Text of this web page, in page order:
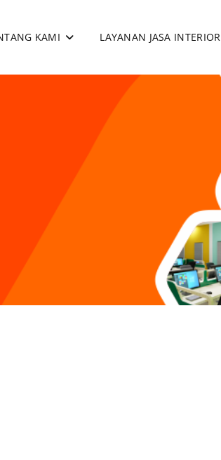
KAMI LAYANAN JASA INTERIOR